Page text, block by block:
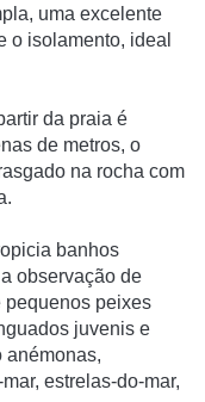
uma excelente
o isolamento, ideal
da praia é
de metros, o
na rocha com
banhos
observação de
pequenos peixes
juvenis e
anémonas,
estrelas-do-mar,